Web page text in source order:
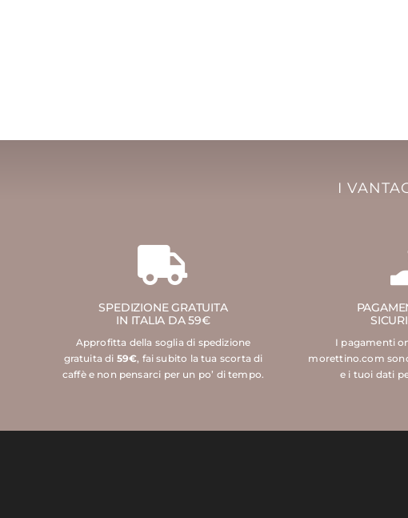
I
SPEDIZIONE GRATUITA
IN ITALIA DA 59€
Approfitta della soglia di spedizione
gratuita di 59€, fai subito la tua scorta di
caffè e non pensarci per un po’ di tempo.
I pagamenti
morettino.com
e i tuoi dati